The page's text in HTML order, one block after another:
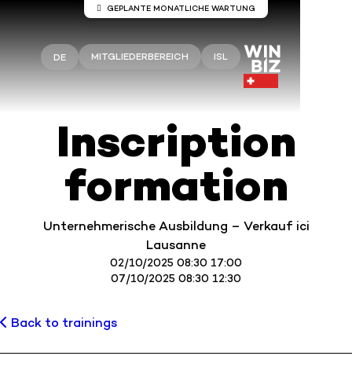
DE MITGLIEDERBEREICH ISL
Inscription
formation
Unternehmerische Ausbildung – Verkauf ici
Lausanne
02/10/2025 08:30 17:00
07/10/2025 08:30 12:30
Back to trainings
Wartung auf den Servern Winbiz
Cloud
An den Winbiz Cloud-Servern sind
August, von 08.00 bis 13.30 Uhr statt.
Ihr Zugang kann während dieses Zeitraums
vorübergehend unterbrochen sein.
Wir empfehlen Ihnen, Winbiz Cloud außerhalb
Vielen Dank für Ihr Verständnis.
GEPLANTE MONATLICHE WARTUNG